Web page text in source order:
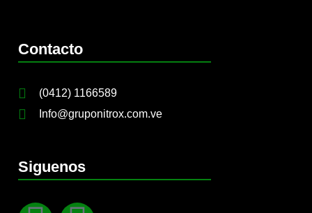
Contacto
(0412) 1166589
Info@gruponitrox.com.ve
Siguenos